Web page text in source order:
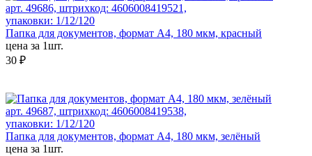
арт. 49686, штрихкод: 4606008419521,
упаковки: 1/12/120
Папка для документов, формат А4, 180 мкм, красный
цена за 1шт.
30 ₽
арт. 49687, штрихкод: 4606008419538,
упаковки: 1/12/120
Папка для документов, формат А4, 180 мкм, зелёный
цена за 1шт.